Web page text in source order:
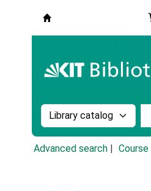
Search the catalog
Advanced search